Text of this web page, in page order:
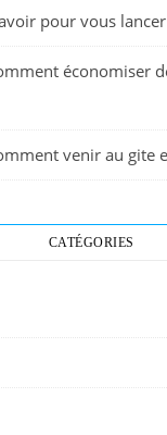
pour vous lancer
économiser
venir au gite
CATÉGORIES